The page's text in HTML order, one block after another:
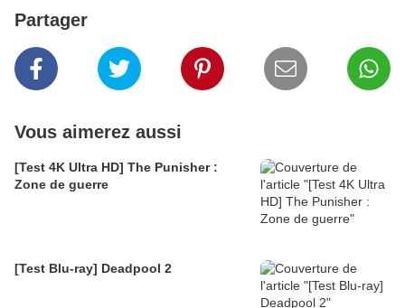
Partager
Vous aimerez aussi
[Test 4K Ultra HD] The Punisher :
Zone de guerre
[Test Blu-ray] Deadpool 2